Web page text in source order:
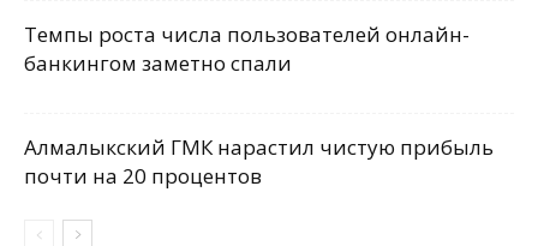
Темпы роста числа пользователей онлайн-
банкингом заметно спали
Алмалыкский ГМК нарастил чистую прибыль
почти на 20 процентов